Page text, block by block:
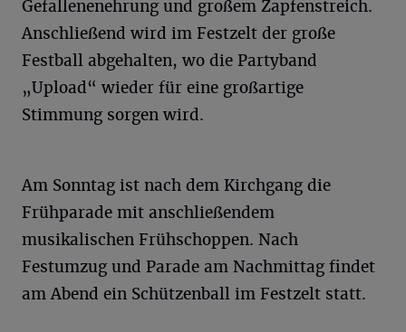
Gefallenenehrung und großem Zapfenstreich.
Anschließend wird im Festzelt der große
Festball abgehalten, wo die Partyband
„Upload“ wieder für eine großartige
Stimmung sorgen wird.
Am Sonntag ist nach dem Kirchgang die
Frühparade mit anschließendem
musikalischen Frühschoppen. Nach
Festumzug und Parade am Nachmittag findet
am Abend ein Schützenball im Festzelt statt.